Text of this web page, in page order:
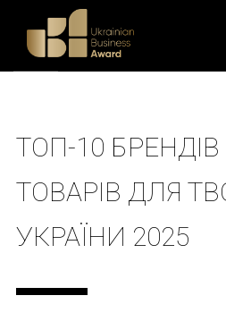
ТОП-10
ТОВАРІВ ДЛЯ
УКРАЇНИ 2025